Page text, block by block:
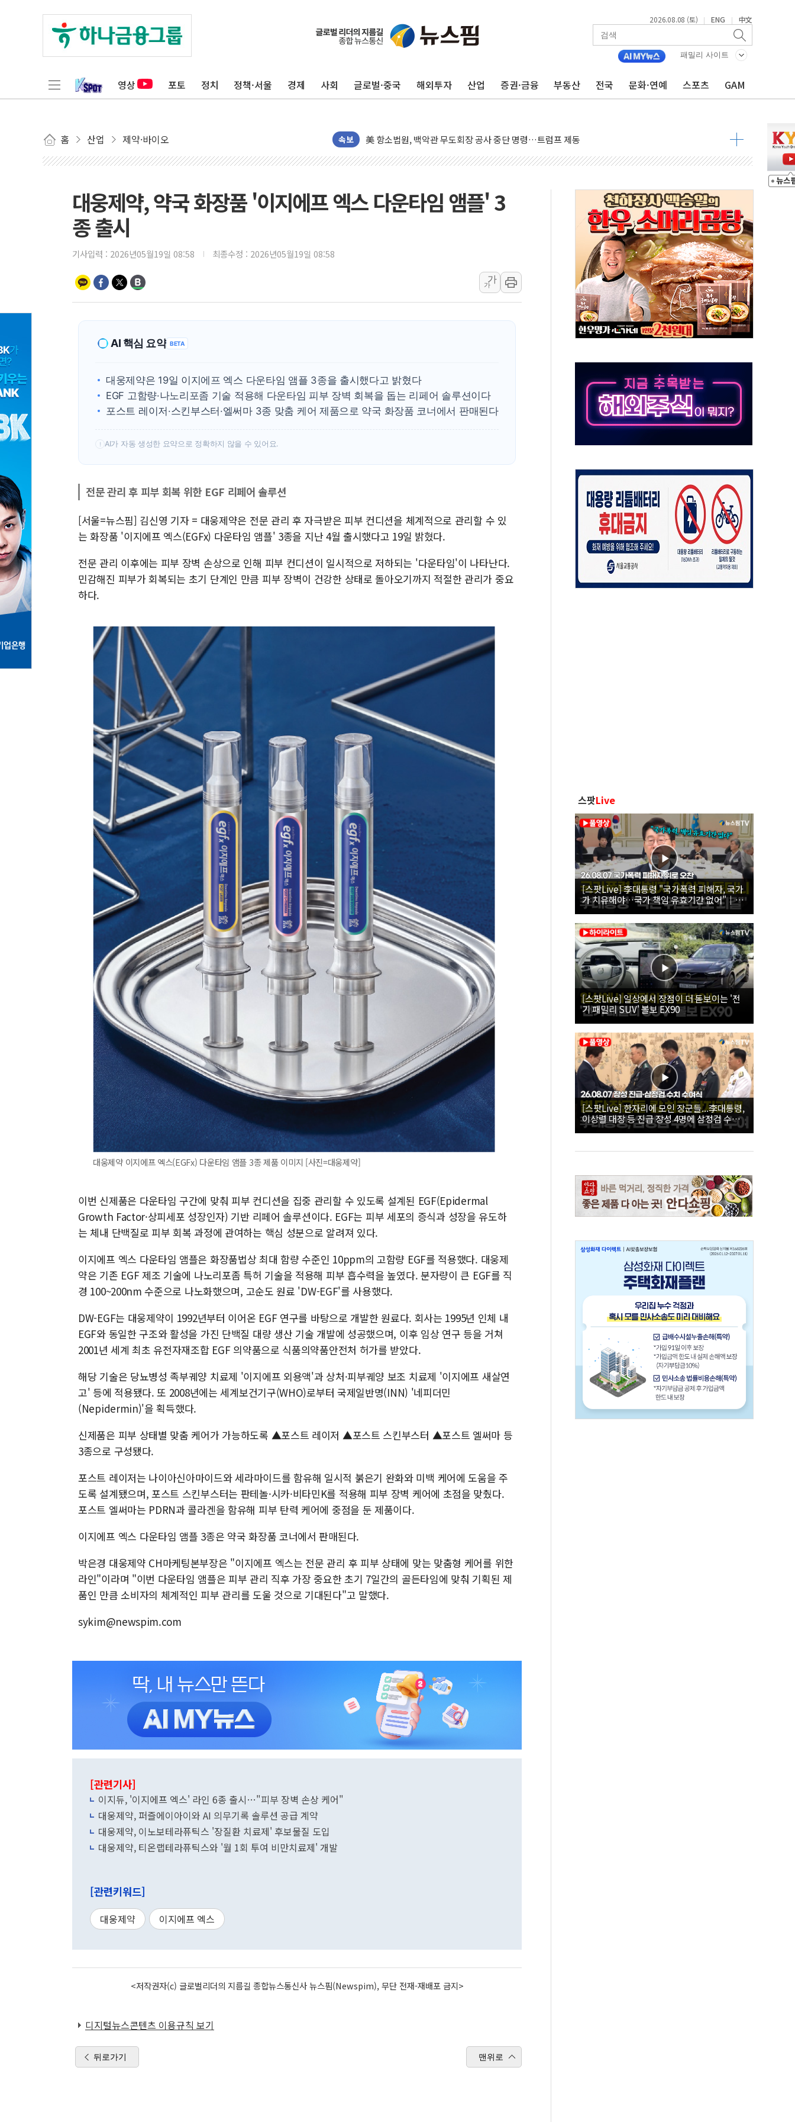
2026.08.08 (토) | ENG | 中文
패밀리 사이트
영상 포토 정치 정책·서울 경제 사회 글로벌·중국 해외투자 산업 증권·금융 부동산 전국 문화·연예 스포츠 GAM
홈 산업 제약·바이오 속보
[종합] 이슬람 수니파 3국, '공동방위협정' 체결… 이스라엘·이란 위협에 맞설 자체 억지력 강화
트럼프, 백신·자폐증 행정명령 검토…"이르면 다음 주"
이란 핵심 원유 수출항 '하르그섬', 최근 1주일 이상 '올스톱'… 美 해상봉쇄 영향
美 고용 쇼크에 엔화 장중 급등…시장은 "또 개입했나" 촉각
뉴욕증시 프리뷰, 美 고용 쇼크에 금리 인상 우려 후퇴…나스닥 선물 1%대 상승
[종합] 美 7월 고용 2만3000명 감소 '쇼크'…9월 금리 인상 기대 후퇴
뉴욕증시 개장 전 특징주...아틀라시안·클라우드플레어·태양광주↑ VS 트레이드데스크·웬디스↓
보훈부, 미 DPAA와 MOU… "6·25 미군 실종자 7359명 끝까지 찾겠다"
트럼프 "금리 내려야"…파월 때와 달리 워시엔 톤 낮춰
특정 정치인 측근 포항시 정책특보 내정설...포항시 '시끌'
李 "해남 태양광, 대한민국 다음 100년 밑거름…수도권 집중 완화 전환점"
李 대통령, '6시간 마라톤 부동산 2차 회의' 주재… "전폭적 공급 확대·속도전 총력"
이란와이어 "이란 최고지도자 위독…곧 사망해도 놀랍지 않아"
남동발전, 해남군에 국내 최대 규모 400MW 태양광 착공…여의도 1.6배 규모
[인도증시] 중동 불안 속 유가 상승에 소폭 하락...금융주 낙폭 커
대웅제약, 약국 화장품 '이지에프 엑스 다운타임 앰플' 3
종 출시
기사입력 : 2026년05월19일 08:58 최종수정 : 2026년05월19일 08:58
가
가
AI 핵심 요약 BETA
대웅제약은 19일 이지에프 엑스 다운타임 앰플 3종을 출시했다고 밝혔다
EGF 고함량·나노리포좀 기술 적용해 다운타임 피부 장벽 회복을 돕는 리페어 솔루션이다
포스트 레이저·스킨부스터·엘써마 3종 맞춤 케어 제품으로 약국 화장품 코너에서 판매된다
! AI가 자동 생성한 요약으로 정확하지 않을 수 있어요.
전문 관리 후 피부 회복 위한 EGF 리페어 솔루션
[서울=뉴스핌] 김신영 기자 = 대웅제약은 전문 관리 후 자극받은 피부 컨디션을 체계적으로 관리할 수 있
는 화장품 '이지에프 엑스(EGFx) 다운타임 앰플' 3종을 지난 4월 출시했다고 19일 밝혔다.
전문 관리 이후에는 피부 장벽 손상으로 인해 피부 컨디션이 일시적으로 저하되는 '다운타임'이 나타난다.
민감해진 피부가 회복되는 초기 단계인 만큼 피부 장벽이 건강한 상태로 돌아오기까지 적절한 관리가 중요
하다.
대웅제약 이지에프 엑스(EGFx) 다운타임 앰플 3종 제품 이미지 [사진=대웅제약]
이번 신제품은 다운타임 구간에 맞춰 피부 컨디션을 집중 관리할 수 있도록 설계된 EGF(Epidermal
Growth Factor·상피세포 성장인자) 기반 리페어 솔루션이다. EGF는 피부 세포의 증식과 성장을 유도하
는 체내 단백질로 피부 회복 과정에 관여하는 핵심 성분으로 알려져 있다.
이지에프 엑스 다운타임 앰플은 화장품법상 최대 함량 수준인 10ppm의 고함량 EGF를 적용했다. 대웅제
약은 기존 EGF 제조 기술에 나노리포좀 특허 기술을 적용해 피부 흡수력을 높였다. 분자량이 큰 EGF를 직
경 100~200nm 수준으로 나노화했으며, 고순도 원료 'DW-EGF'를 사용했다.
DW-EGF는 대웅제약이 1992년부터 이어온 EGF 연구를 바탕으로 개발한 원료다. 회사는 1995년 인체 내
EGF와 동일한 구조와 활성을 가진 단백질 대량 생산 기술 개발에 성공했으며, 이후 임상 연구 등을 거쳐
2001년 세계 최초 유전자재조합 EGF 의약품으로 식품의약품안전처 허가를 받았다.
해당 기술은 당뇨병성 족부궤양 치료제 '이지에프 외용액'과 상처·피부궤양 보조 치료제 '이지에프 새살연
고' 등에 적용됐다. 또 2008년에는 세계보건기구(WHO)로부터 국제일반명(INN) '네피더민
(Nepidermin)'을 획득했다.
신제품은 피부 상태별 맞춤 케어가 가능하도록 ▲포스트 레이저 ▲포스트 스킨부스터 ▲포스트 엘써마 등
3종으로 구성됐다.
포스트 레이저는 나이아신아마이드와 세라마이드를 함유해 일시적 붉은기 완화와 미백 케어에 도움을 주
도록 설계됐으며, 포스트 스킨부스터는 판테놀·시카·비타민K를 적용해 피부 장벽 케어에 초점을 맞췄다.
포스트 엘써마는 PDRN과 콜라겐을 함유해 피부 탄력 케어에 중점을 둔 제품이다.
이지에프 엑스 다운타임 앰플 3종은 약국 화장품 코너에서 판매된다.
박은경 대웅제약 CH마케팅본부장은 "이지에프 엑스는 전문 관리 후 피부 상태에 맞는 맞춤형 케어를 위한
라인"이라며 "이번 다운타임 앰플은 피부 관리 직후 가장 중요한 초기 7일간의 골든타임에 맞춰 기획된 제
품인 만큼 소비자의 체계적인 피부 관리를 도울 것으로 기대된다"고 말했다.
sykim@newspim.com
[관련기사]
이지듀, '이지에프 엑스' 라인 6종 출시…"피부 장벽 손상 케어"
대웅제약, 퍼즐에이아이와 AI 의무기록 솔루션 공급 계약
대웅제약, 이노보테라퓨틱스 '장질환 치료제' 후보물질 도입
대웅제약, 티온랩테라퓨틱스와 '월 1회 투여 비만치료제' 개발
[관련키워드]
대웅제약 이지에프 엑스
<저작권자(c) 글로벌리더의 지름길 종합뉴스통신사 뉴스핌(Newspim), 무단 전재-재배포 금지>
디지털뉴스콘텐츠 이용규칙 보기
뒤로가기 맨위로
스팟Live
[스팟Live] 李대통령 "국가폭력 피해자, 국가
가 치유해야…국가 책임 유효기간 없어"｜
26.08.07 국가폭력 피해자 위로 오찬
[스팟Live] 일상에서 장점이 더 돋보이는 '전
기 패밀리 SUV' 볼보 EX90
[스팟Live] 한자리에 모인 장군들...李대통령,
이상렬 대장 등 진급 장성 4명에 삼정검 수치
직접 수여｜26.08.07 장성 진급·삼정검 수치